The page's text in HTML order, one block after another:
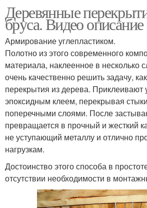
Деревянные
бруса. Видео описание
Армирование углепластиком.
Полотно из этого современного
материала, наклеенное в несколько
очень качественно решить задачу,
перекрытия из дерева. Приклеивают
эпоксидным клеем, перекрывая
поперечными слоями. После
превращается в прочный и жесткий
не уступающий металлу и отлично
нагрузкам.
Достоинство этого способа в
отсутствии необходимости в